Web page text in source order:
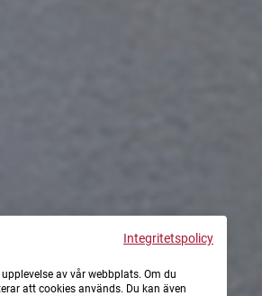
Integritetspolicy
av vår webbplats. Om du
att cookies används. Du kan även